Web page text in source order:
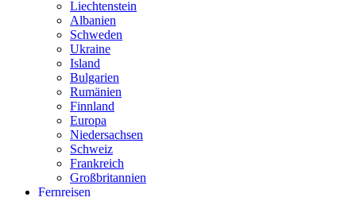
Liechtenstein
Albanien
Schweden
Ukraine
Island
Bulgarien
Rumänien
Finnland
Europa
Niedersachsen
Schweiz
Frankreich
Großbritannien
Fernreisen